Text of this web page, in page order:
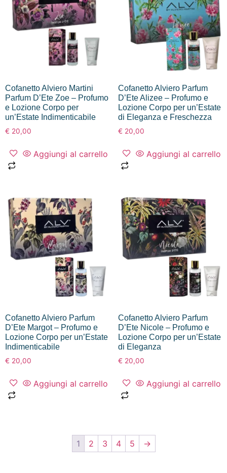
Cofanetto Alviero Martini
Parfum D’Ete Zoe – Profumo
e Lozione Corpo per
un’Estate Indimenticabile
€ 20,00
Aggiungi al carrello
Cofanetto Alviero Parfum
D’Ete Alizee – Profumo e
Lozione Corpo per un’Estate
di Eleganza e Freschezza
€ 20,00
Aggiungi al carrello
Cofanetto Alviero Parfum
D’Ete Margot – Profumo e
Lozione Corpo per un’Estate
Indimenticabile
€ 20,00
Aggiungi al carrello
Cofanetto Alviero Parfum
D’Ete Nicole – Profumo e
Lozione Corpo per un’Estate
di Eleganza
€ 20,00
Aggiungi al carrello
1 2 3 4 5 →